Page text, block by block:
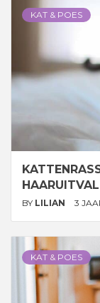
KAT & POES
HAARUITVAL
BY LILIAN 3
KAT & POES